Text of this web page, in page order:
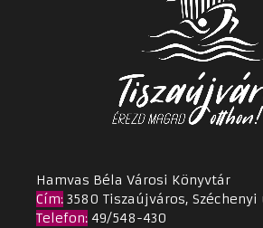
Hamvas Béla Városi Könyvtár
Cím: 3580 Tiszaújváros, Széchenyi
Telefon: 49/548-430